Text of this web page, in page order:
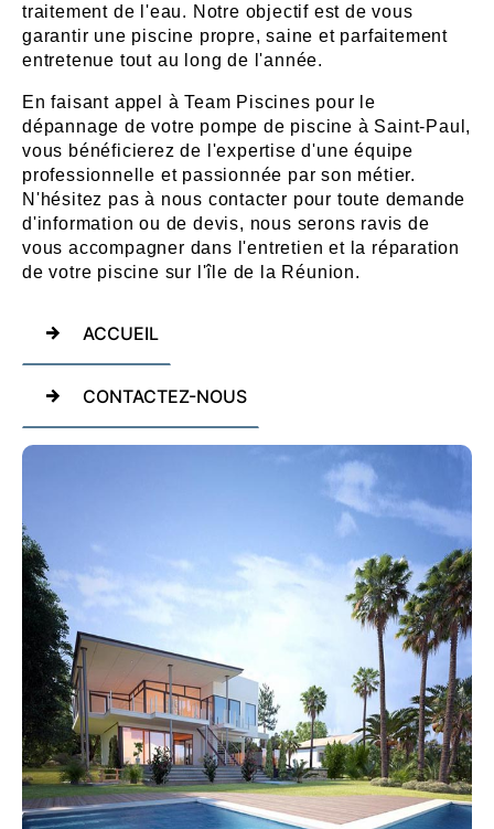
traitement de l'eau. Notre objectif est de vous
garantir une piscine propre, saine et parfaitement
entretenue tout au long de l'année.
En faisant appel à Team Piscines pour le
dépannage de votre pompe de piscine à Saint-Paul,
vous bénéficierez de l'expertise d'une équipe
professionnelle et passionnée par son métier.
N'hésitez pas à nous contacter pour toute demande
d'information ou de devis, nous serons ravis de
vous accompagner dans l'entretien et la réparation
de votre piscine sur l'île de la Réunion.
ACCUEIL
CONTACTEZ-NOUS